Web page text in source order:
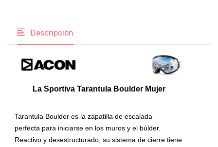
Descripción
La Sportiva Tarantula Boulder Mujer
Tarantula Boulder es la zapatilla de escalada
perfecta para iniciarse en los muros y el búlder.
Reactivo y desestructurado, su sistema de cierre tiene